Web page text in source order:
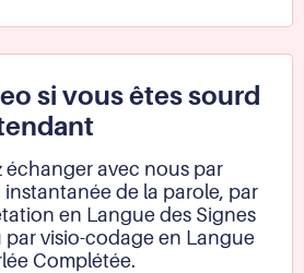
téléphone
si vous êtes sourd
échanger avec nous par
de la parole, par
en Langue des Signes
par visio-codage en Langue
Complétée.